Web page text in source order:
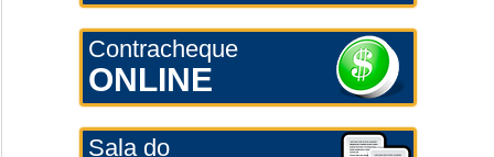
Contracheque
ONLINE
Sala do